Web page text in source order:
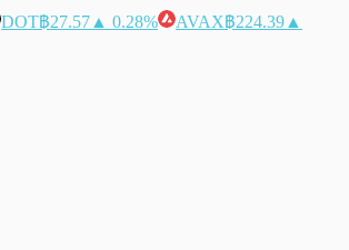
DOT฿27.57 ▲ 0.28% AVAX฿224.39 ▲